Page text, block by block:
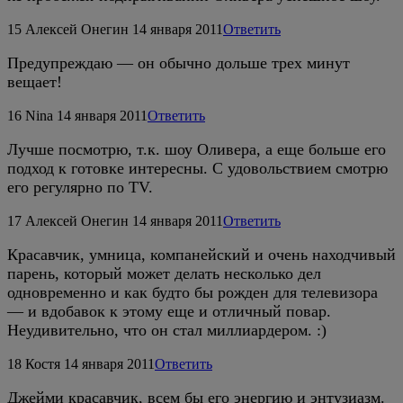
15 Алексей Онегин 14 января 2011Ответить
Предупреждаю — он обычно дольше трех минут
вещает!
16 Nina 14 января 2011Ответить
Лучше посмотрю, т.к. шоу Оливера, а еще больше его
подход к готовке интересны. С удовольствием смотрю
его регулярно по TV.
17 Алексей Онегин 14 января 2011Ответить
Красавчик, умница, компанейский и очень находчивый
парень, который может делать несколько дел
одновременно и как будто бы рожден для телевизора
— и вдобавок к этому еще и отличный повар.
Неудивительно, что он стал миллиардером. :)
18 Костя 14 января 2011Ответить
Джейми красавчик, всем бы его энергию и энтузиазм.